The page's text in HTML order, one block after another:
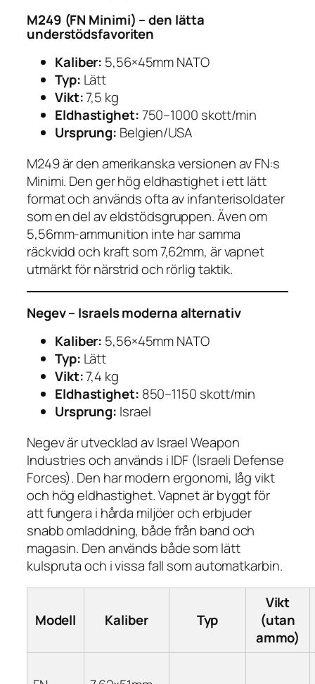
M249 (FN Minimi) – den lätta
understödsfavoriten
Kaliber: 5,56×45mm NATO
Typ: Lätt
Vikt:7,5 kg
Eldhastighet:750–1000 skott/min
Ursprung: Belgien/USA
M249 är den amerikanska versionen av FN:s
Minimi. Den ger hög eldhastighet i ett lätt
format och används ofta av infanterisoldater
som en del av eldstödsgruppen. Även om
5,56mm-ammunition inte har samma
räckvidd och kraft som 7,62mm, är vapnet
utmärkt för närstrid och rörlig taktik.
Negev – Israels moderna alternativ
Kaliber: 5,56×45mm NATO
Typ: Lätt
Vikt:7,4 kg
Eldhastighet: 850–1150 skott/min
Ursprung: Israel
Negev är utvecklad av Israel Weapon
Industries och används i IDF (Israeli Defense
Forces). Den har modern ergonomi, låg vikt
och hög eldhastighet. Vapnet är byggt för
att fungera i hårda miljöer och erbjuder
snabb omladdning, både från band och
magasin. Den används både som lätt
kulspruta och i vissa fall som automatkarbin.
Modell Kaliber Typ
Vikt
(utan
ammo)